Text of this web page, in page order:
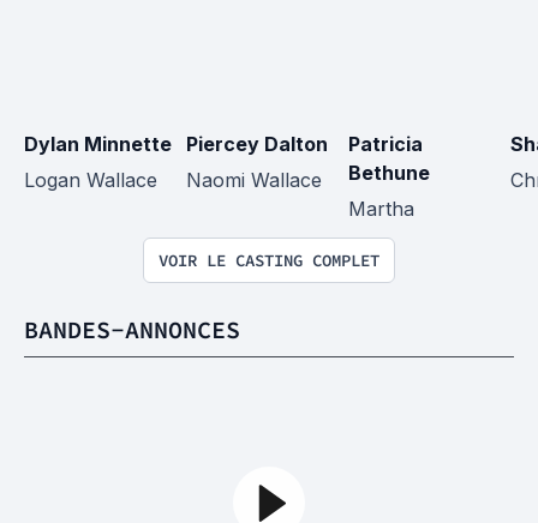
Dylan Minnette
Logan Wallace
Piercey Dalton
Naomi Wallace
Patricia
Bethune
Martha
VOIR LE CASTING COMPLET
BANDES-ANNONCES